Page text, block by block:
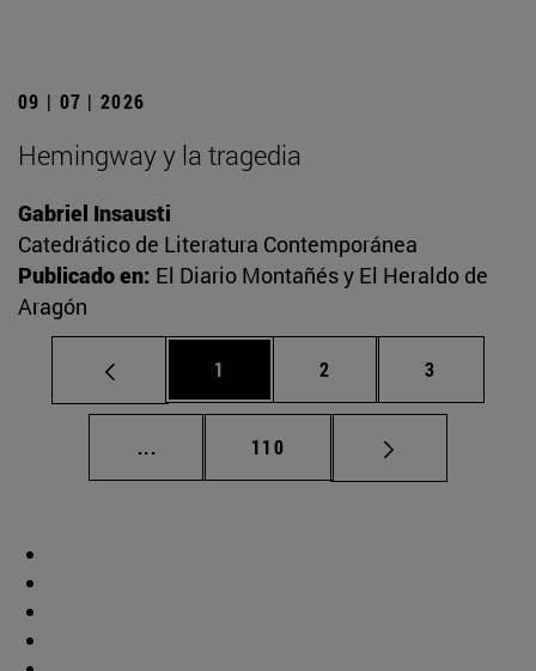
09 | 07 | 2026
Hemingway y la tragedia
Gabriel Insausti
Catedrático de Literatura Contemporánea
Publicado en: El Diario Montañés y El Heraldo de
Aragón
Página
1 Página
2 Página
3
... Páginas intermedias Use TAB para
Página
110